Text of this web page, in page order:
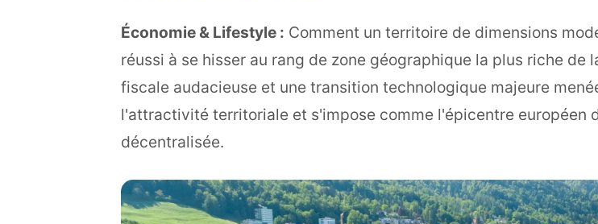
Économie & Lifestyle : Comment un territoire de dimensions
réussi à se hisser au rang de zone géographique la plus riche
fiscale audacieuse et une transition technologique majeure
l'attractivité territoriale et s'impose comme l'épicentre européen
décentralisée.